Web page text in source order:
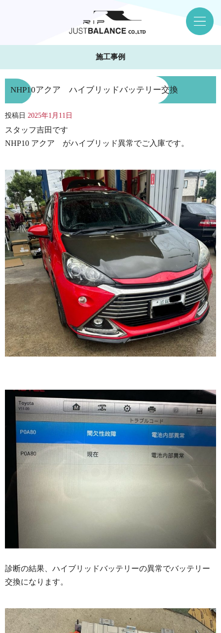
施工事例
NHP10アクア ハイブリッドバッテリー交換
投稿日 2025年1月11日
スタッフ吉田です
NHP10 アクア がハイブリッド異常でご入庫です。
診断の結果、ハイブリッドバッテリーの異常でバッテリー
交換になります。